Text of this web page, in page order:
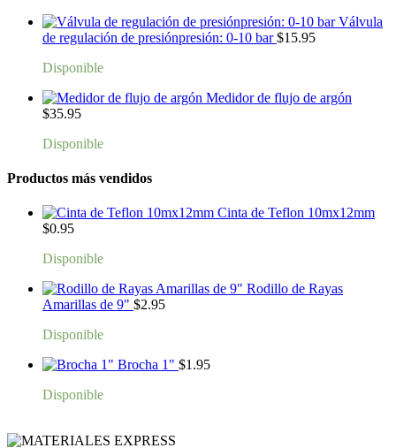
Válvula
de regulación de presiónpresión: 0-10 bar $15.95
Disponible
Medidor de flujo de argón
$35.95
Disponible
Productos más vendidos
Cinta de Teflon 10mx12mm
$0.95
Disponible
Rodillo de Rayas
Amarillas de 9" $2.95
Disponible
Brocha 1" $1.95
Disponible